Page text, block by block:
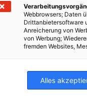
Einsteiger bis zu Profis.
Booster
Webbrowsers; Daten
Drittanbietersoftware
Anreicherung von
von Werbung;
fremden Websites,
Alles